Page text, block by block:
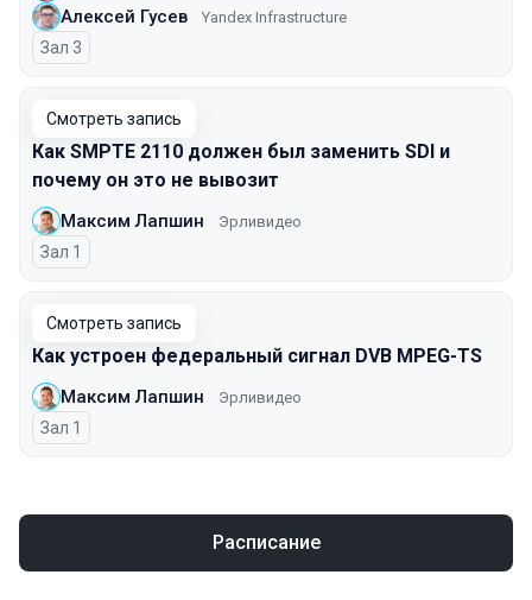
Алексей Гусев Yandex Infrastructure
Зал 3
Смотреть запись
Как SMPTE 2110 должен был заменить SDI и
почему он это не вывозит
Максим Лапшин Эрливидео
Зал 1
Смотреть запись
Как устроен федеральный сигнал DVB MPEG-TS
Максим Лапшин Эрливидео
Зал 1
Расписание